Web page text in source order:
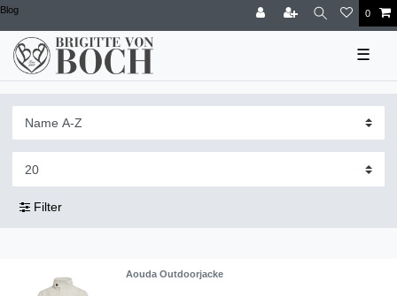
Blog 0
☰
Filter
Aouda Outdoorjacke